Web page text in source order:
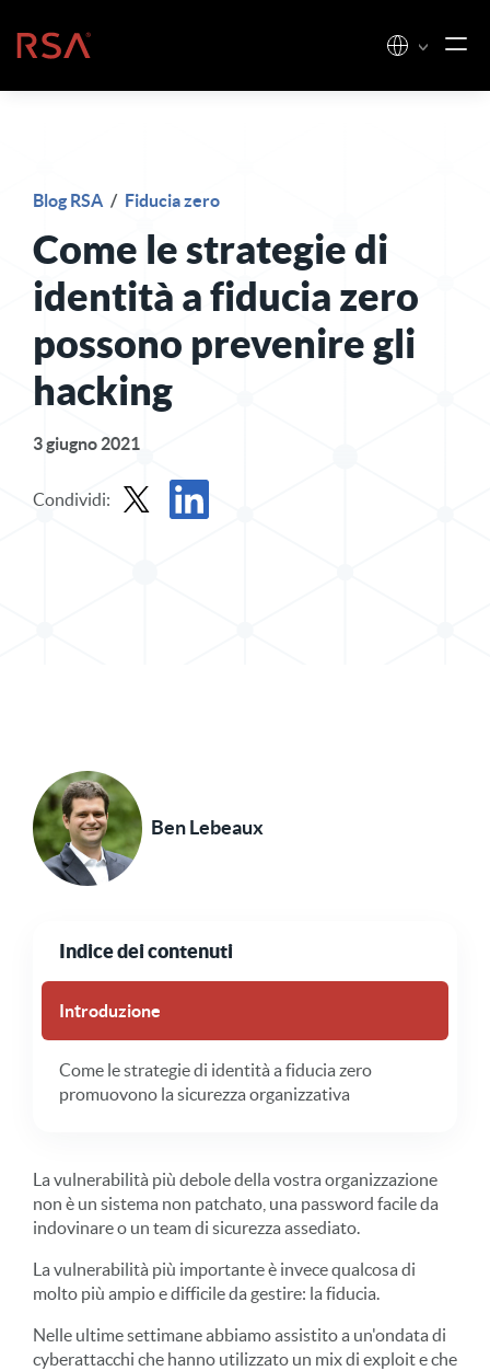
Casa
Blog RSA / Fiducia zero
Come le strategie di
identità a fiducia zero
possono prevenire gli
hacking
3 giugno 2021
Condividi:
Ben Lebeaux
Indice dei contenuti
Introduzione
Come le strategie di identità a fiducia zero
promuovono la sicurezza organizzativa
La vulnerabilità più debole della vostra organizzazione
non è un sistema non patchato, una password facile da
indovinare o un team di sicurezza assediato.
La vulnerabilità più importante è invece qualcosa di
molto più ampio e difficile da gestire: la fiducia.
Nelle ultime settimane abbiamo assistito a un'ondata di
cyberattacchi che hanno utilizzato un mix di exploit e che